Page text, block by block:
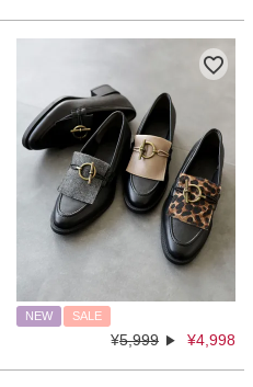
NEW SALE
¥5,999 ¥4,998